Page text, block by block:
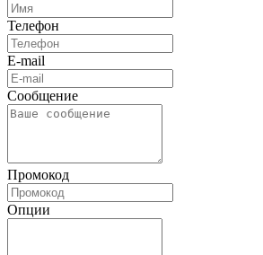
Телефон
E-mail
Сообщение
Промокод
Опции